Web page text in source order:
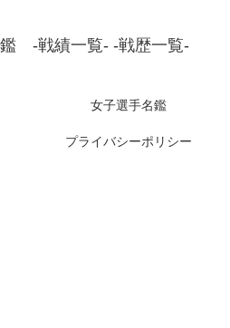
-戦績一覧- -戦歴一覧-
女子選手名鑑
プライバシーポリシー